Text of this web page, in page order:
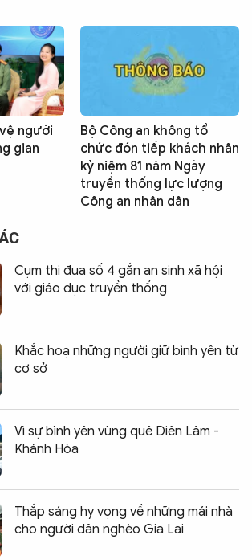
người
gian
Bộ Công an không tổ
chức đón tiếp khách nhân
kỷ niệm 81 năm Ngày
truyền thống lực lượng
Công an nhân dân
Cụm thi đua số 4 gắn an sinh xã hội
với giáo dục truyền thống
Khắc hoạ những người giữ bình yên từ
cơ sở
Vì sự bình yên vùng quê Diên Lâm -
Khánh Hòa
Thắp sáng hy vọng về những mái nhà
cho người dân nghèo Gia Lai